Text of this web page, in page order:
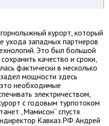
курорт, который
ухода западных партнеров
Это был большой
качество и сроки,
фактически в несколько
мощности здесь
необходимые
электричеством,
с годовым турпотоком
„Мамисон“ спустя
Кавказ.РФ Андрей